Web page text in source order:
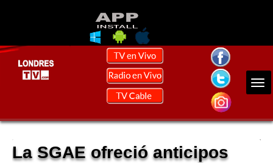
La SGAE ofreció anticipos